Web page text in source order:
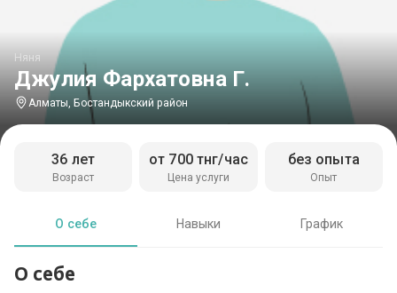
Джулия Фархатовна Г.
Няня
Алматы, Бостандыкский район
Возраст
36 лет
Цена услуги
от 700 тнг/час
Опыт
без опыта
О себе Навыки График
О себе